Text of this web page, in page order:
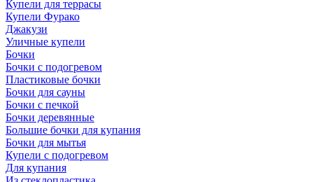
Купели для террасы
Купели Фурако
Джакузи
Уличные купели
Бочки
Бочки с подогревом
Пластиковые бочки
Бочки для сауны
Бочки с печкой
Бочки деревянные
Большие бочки для купания
Бочки для мытья
Купели с подогревом
Для купания